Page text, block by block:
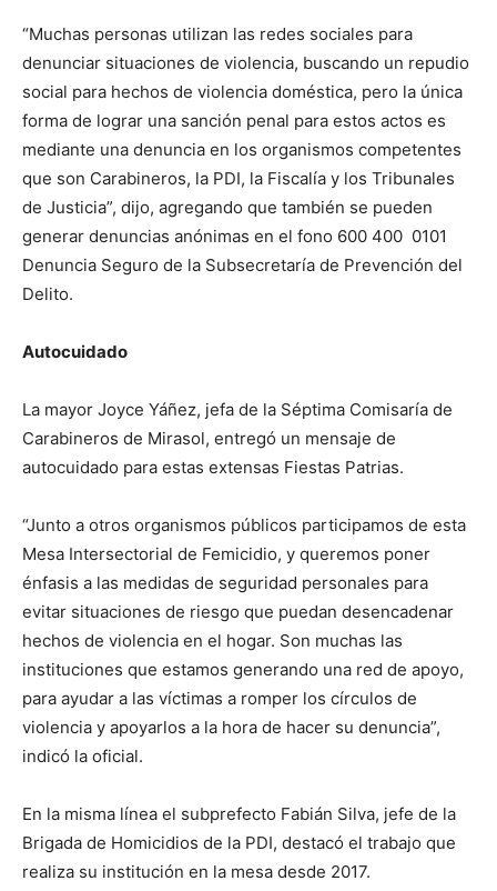
“Muchas personas utilizan las redes sociales para
denunciar situaciones de violencia, buscando un repudio
social para hechos de violencia doméstica, pero la única
forma de lograr una sanción penal para estos actos es
mediante una denuncia en los organismos competentes
que son Carabineros, la PDI, la Fiscalía y los Tribunales
de Justicia”, dijo, agregando que también se pueden
generar denuncias anónimas en el fono 600 400 0101
Denuncia Seguro de la Subsecretaría de Prevención del
Delito.
Autocuidado
La mayor Joyce Yáñez, jefa de la Séptima Comisaría de
Carabineros de Mirasol, entregó un mensaje de
autocuidado para estas extensas Fiestas Patrias.
“Junto a otros organismos públicos participamos de esta
Mesa Intersectorial de Femicidio, y queremos poner
énfasis a las medidas de seguridad personales para
evitar situaciones de riesgo que puedan desencadenar
hechos de violencia en el hogar. Son muchas las
instituciones que estamos generando una red de apoyo,
para ayudar a las víctimas a romper los círculos de
violencia y apoyarlos a la hora de hacer su denuncia”,
indicó la oficial.
En la misma línea el subprefecto Fabián Silva, jefe de la
Brigada de Homicidios de la PDI, destacó el trabajo que
realiza su institución en la mesa desde 2017.